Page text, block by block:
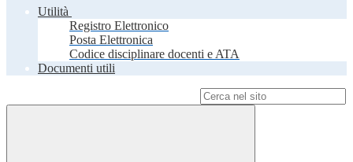
Utilità
Registro Elettronico
Posta Elettronica
Codice disciplinare docenti e ATA
Documenti utili